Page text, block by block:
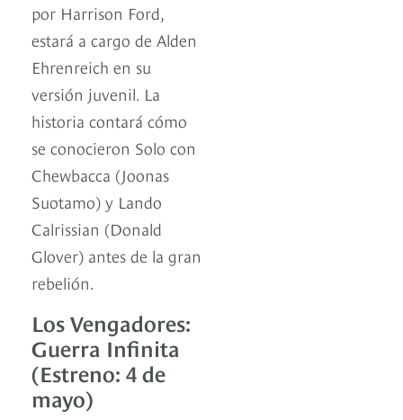
por Harrison Ford,
estará a cargo de Alden
Ehrenreich en su
versión juvenil. La
historia contará cómo
se conocieron Solo con
Chewbacca (Joonas
Suotamo) y Lando
Calrissian (Donald
Glover) antes de la gran
rebelión.
Los Vengadores:
Guerra Infinita
(Estreno: 4 de
mayo)